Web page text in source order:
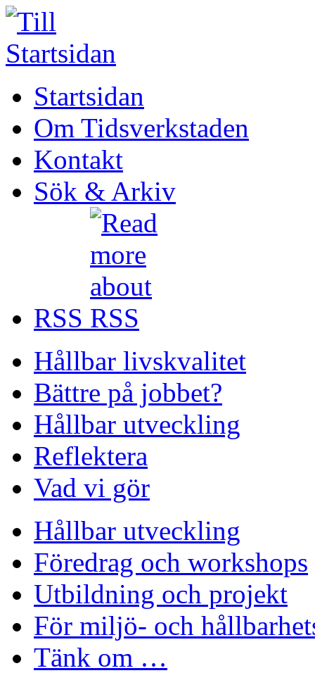
Startsidan
Om Tidsverkstaden
Kontakt
Sök & Arkiv
RSS
Hållbar livskvalitet
Bättre på jobbet?
Hållbar utveckling
Reflektera
Vad vi gör
Hållbar utveckling
Föredrag och workshops
Utbildning och projekt
För miljö- och
Tänk om …